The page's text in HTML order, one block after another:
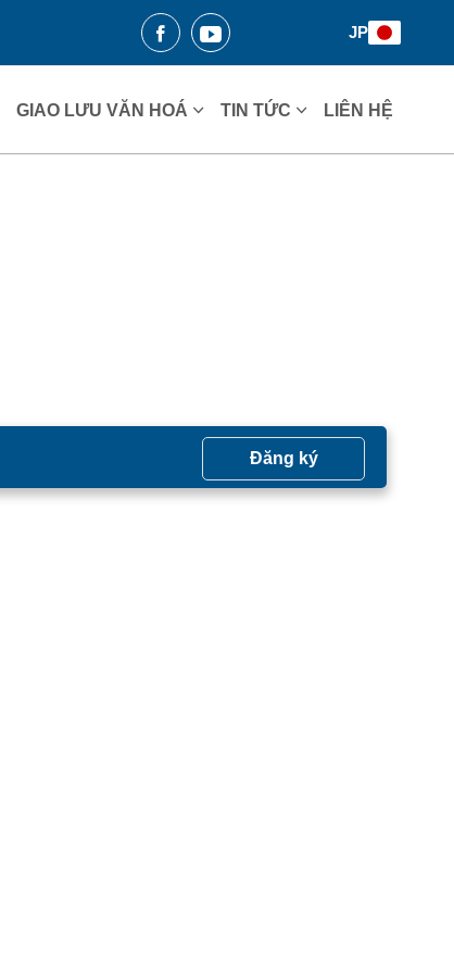
JP
GIAO LƯU VĂN HOÁ TIN TỨC LIÊN HỆ
Đăng ký